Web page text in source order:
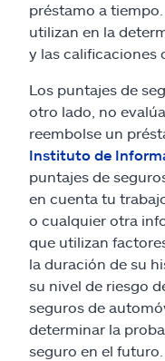
préstamo a
utilizan en la
y las calificaciones
Los puntajes de
otro lado, no
reembolse un
Instituto de
puntajes de
en cuenta tu
o cualquier otra
que utilizan
la duración de su
su nivel de riesgo
seguros de
determinar la
seguro en el futuro.